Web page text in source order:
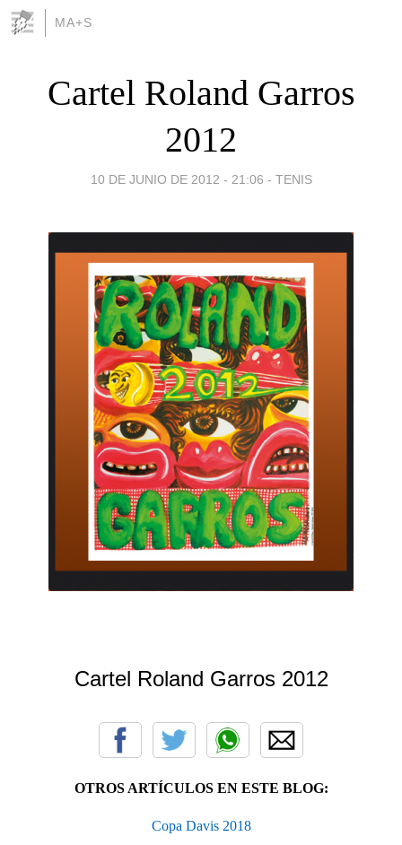
MA+S
Cartel Roland Garros
2012
10 DE JUNIO DE 2012 - 21:06 - TENIS
Cartel Roland Garros 2012
OTROS ARTÍCULOS EN ESTE BLOG:
Copa Davis 2018